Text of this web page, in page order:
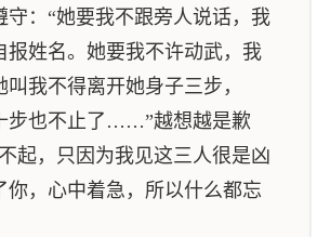
守：“她要我不跟旁人说话，我
报姓名。她要我不许动武，我
我不得离开她身子三步，
步也不止了……”越想越是歉
起，只因为我见这三人很是凶
你，心中着急，所以什么都忘